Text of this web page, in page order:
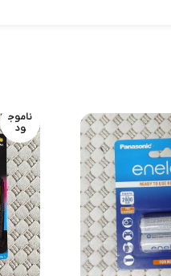
ناموج
ود